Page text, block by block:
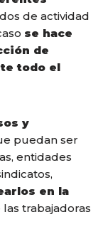
de actividad
se hace
de
todo el
y
puedan ser
entidades
en la
las trabajadoras